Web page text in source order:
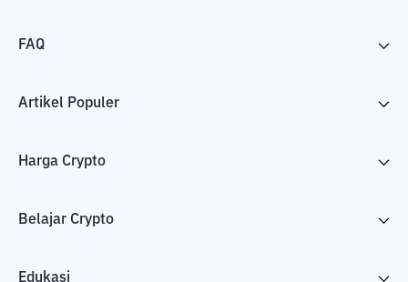
FAQ
Artikel Populer
Harga Crypto
Belajar Crypto
Edukasi